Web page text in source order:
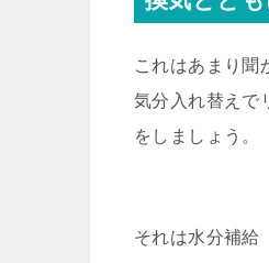
これはあまり聞
気分入れ替えで
をしましょう。
それは水分補給